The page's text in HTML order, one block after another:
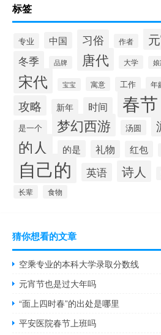
标签
专业 中国 习俗 作者
冬季 品牌 唐代 大学 娘
宋代 宝宝 寓意 工作 年
攻略 新年 时间 春节
是一个 梦幻西游 汤圆
的人 的是 礼物 红包
自己的 英语 诗人
长辈 食物
猜你想看的文章
空乘专业的本科大学录取分数线
元宵节也是过大年吗
“面上四时春”的出处是哪里
平安医院春节上班吗